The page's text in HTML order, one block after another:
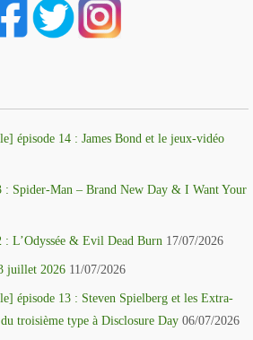
épisode 14 : James Bond et le jeux-vidéo
: Spider-Man – Brand New Day & I Want Your
: L’Odyssée & Evil Dead Burn 17/07/2026
juillet 2026 11/07/2026
épisode 13 : Steven Spielberg et les Extra-
troisième type à Disclosure Day 06/07/2026